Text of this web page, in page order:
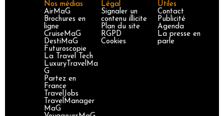
Nos médias
AirMaG
Brochures en
ligne
CruiseMaG
DestiMaG
Futuroscopie
La Travel Tech
LuxuryTravelMa
G
Partez en
France
TravelJobs
TravelManager
MaG
Légal
Signaler un
contenu illicite
Plan du site
RGPD
Cookies
Utiles
Contact
Publicité
Agenda
La presse en
parle